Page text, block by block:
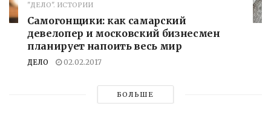
"ДЕЛО". ИСТОРИИ
Самогонщики: как самарский
девелопер и московский бизнесмен
планирует напоить весь мир
ДЕЛО 02.02.2017
БОЛЬШЕ